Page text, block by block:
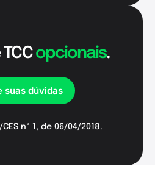
opcionais.
suas dúvidas
nº 1, de 06/04/2018.